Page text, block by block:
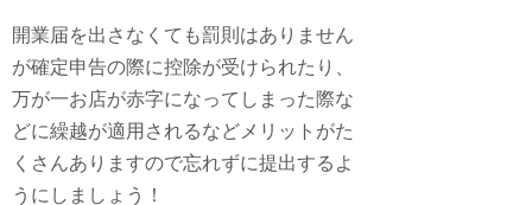
開業届を出さなくても罰則はありません
が確定申告の際に控除が受けられたり、
万が一お店が赤字になってしまった際な
どに繰越が適用されるなどメリットがた
くさんありますので忘れずに提出するよ
うにしましょう！